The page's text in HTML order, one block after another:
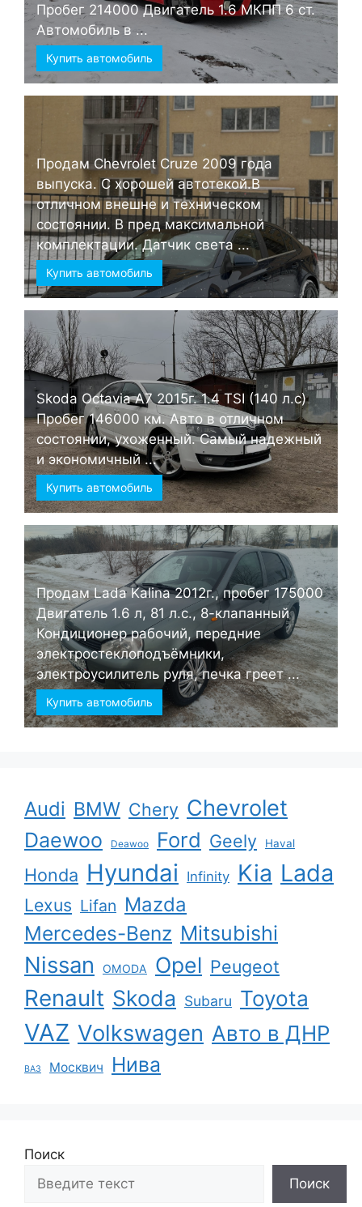
Пробег 214000 Двигатель 1.6 МКПП 6 ст.
Автомобиль в ...
Купить автомобиль
Продам Chevrolet Cruze 2009 года
выпуска. С хорошей автотекой.В
отличном внешне и техническом
состоянии. В пред максимальной
комплектации. Датчик света ...
Купить автомобиль
Skoda Octavia А7 2015г. 1.4 TSI (140 л.с)
Пробег 146000 км. Авто в отличном
состоянии, ухоженный. Самый надежный
и экономичный ...
Купить автомобиль
Продам Lada Kalina 2012г., пробег 175000
Двигатель 1.6 л, 81 л.с., 8-клапанный
Кондиционер рабочий, передние
электростеклоподъёмники,
электроусилитель руля, печка греет ...
Купить автомобиль
Audi BMW Chery Chevrolet
Daewoo Deawoo Ford Geely Haval
Honda Hyundai Infinity Kia Lada
Lexus Lifan Mazda
Mercedes-Benz Mitsubishi
Nissan OMODA Opel Peugeot
Renault Skoda Subaru Toyota
VAZ Volkswagen Авто в ДНР
ВАЗ Москвич Нива
Поиск
Поиск